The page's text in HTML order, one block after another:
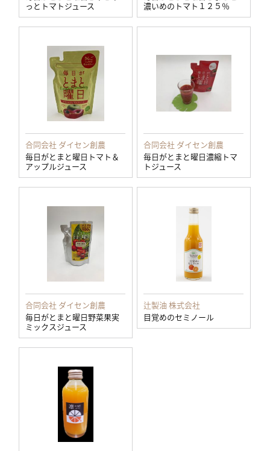
っとトマトジュース
濃いめのトマト１２５％
合同会社 ダイセン創農
毎日がとまと曜日トマト＆
アップルジュース
合同会社 ダイセン創農
毎日がとまと曜日濃縮トマ
トジュース
合同会社 ダイセン創農
毎日がとまと曜日野菜果実
ミックスジュース
辻製油 株式会社
目覚めのセミノール